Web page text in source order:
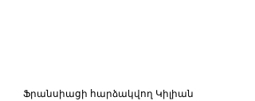
Ֆրանսիացի հարձակվող Կիլիան